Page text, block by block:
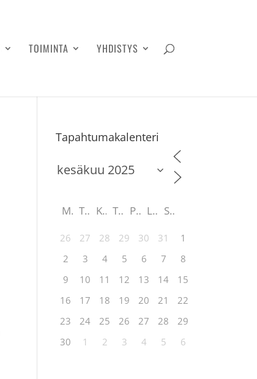
TOIMINTA YHDISTYS
Tapahtumakalenteri
M T K T P L S
26 27 28 29 30 31
1
2
3 4 5 6 7
8
9
10 11 12 13 14
15
16
17 18 19 20 21
22
23
24 25 26 27 28
29
30
1 2 3 4 5 6